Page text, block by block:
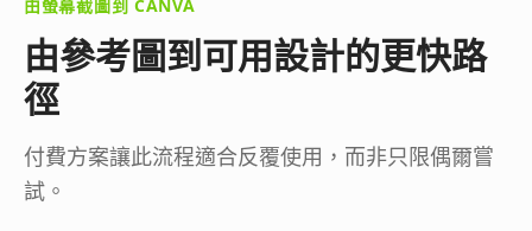
由螢幕截圖到 CANVA
由參考圖到可用設計的更快路
徑
付費方案讓此流程適合反覆使用，而非只限偶爾嘗
試。